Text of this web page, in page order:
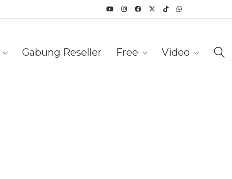
Gabung Reseller Free Video